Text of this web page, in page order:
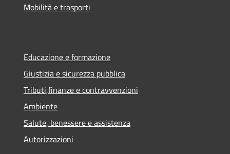
Mobilità e trasporti
Educazione e formazione
Giustizia e sicurezza pubblica
Tributi,finanze e contravvenzioni
Ambiente
Salute, benessere e assistenza
Autorizzazioni